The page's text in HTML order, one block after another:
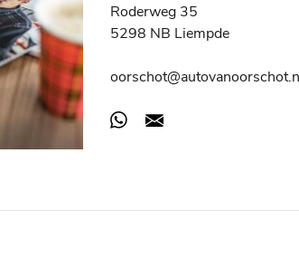
Roderweg 35
5298 NB Liempde